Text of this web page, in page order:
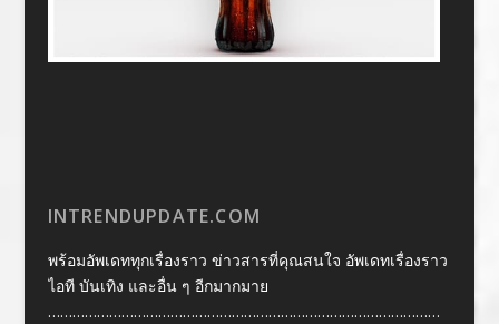
INTRENDUPDATE.COM
พร้อมอัพเดททุกเรื่องราว ข่าวสารที่คุณสนใจ อัพเดทเรื่องราว
ไอที บันเทิง และอื่น ๆ อีกมากมาย
……………………………………………………………………………………